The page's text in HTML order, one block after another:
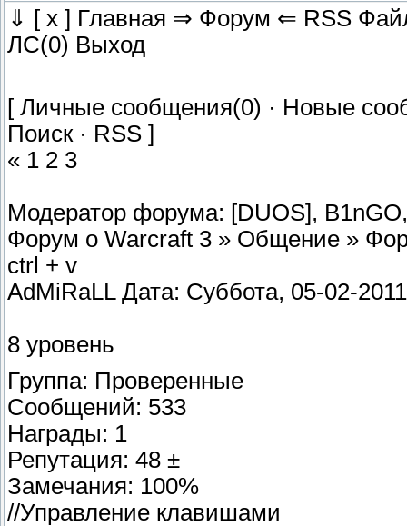
⇓ [ x ] Главная ⇒ Форум ⇐ RSS
ЛС(0) Выход
[ Личные сообщения(0) · Новые
Поиск · RSS ]
« 1 2 3
Модератор форума: [DUОS],
Форум о Warcraft 3 » Общение »
ctrl + v
AdMiRaLL Дата: Суббота, 05-02-
8 уровень
Группа: Проверенные
Сообщений: 533
Награды: 1
Репутация: 48 ±
Замечания: 100%
//Управление клавишами